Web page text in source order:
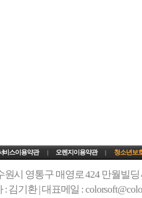
비스이용약관 | 오렌지이용약관 | 청소년보
원시 영통구 매영로 424 만월빌
김기환 | 대표메일 :